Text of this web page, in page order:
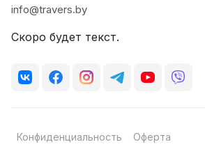
info@travers.by
Скоро будет текст.
Конфиденциальность Оферта